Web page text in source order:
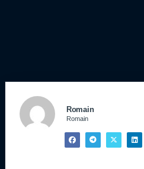
Romain
Romain